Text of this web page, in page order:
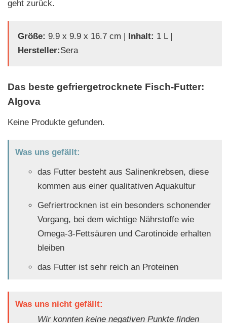
geht zurück.
Größe: ‎‎9.9 x 9.9 x 16.7 cm | Inhalt: 1 L |
Hersteller:Sera
Das beste gefriergetrocknete Fisch-Futter:
Algova
Keine Produkte gefunden.
Was uns gefällt:
das Futter besteht aus Salinenkrebsen, diese
kommen aus einer qualitativen Aquakultur
Gefriertrocknen ist ein besonders schonender
Vorgang, bei dem wichtige Nährstoffe wie
Omega-3-Fettsäuren und Carotinoide erhalten
bleiben
das Futter ist sehr reich an Proteinen
Was uns nicht gefällt:
Wir konnten keine negativen Punkte finden